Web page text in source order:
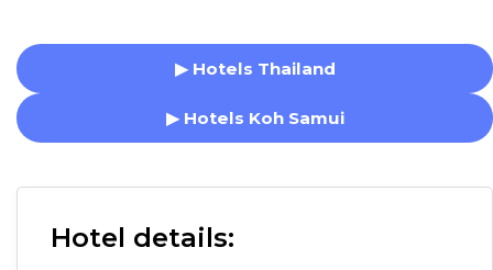
▶ Hotels Thailand
▶ Hotels Koh Samui
Hotel details: